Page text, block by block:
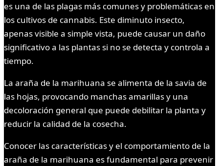
es una de las plagas más comunes y problemáticas en
los cultivos de cannabis. Este diminuto insecto,
apenas visible a simple vista, puede causar un daño
significativo a las plantas si no se detecta y controla a
tiempo.
La araña de la marihuana se alimenta de la savia de
las hojas, provocando manchas amarillas y una
decoloración general que puede debilitar la planta y
reducir la calidad de la cosecha.
Conocer las características y el comportamiento de la
araña de la marihuana es fundamental para prevenir